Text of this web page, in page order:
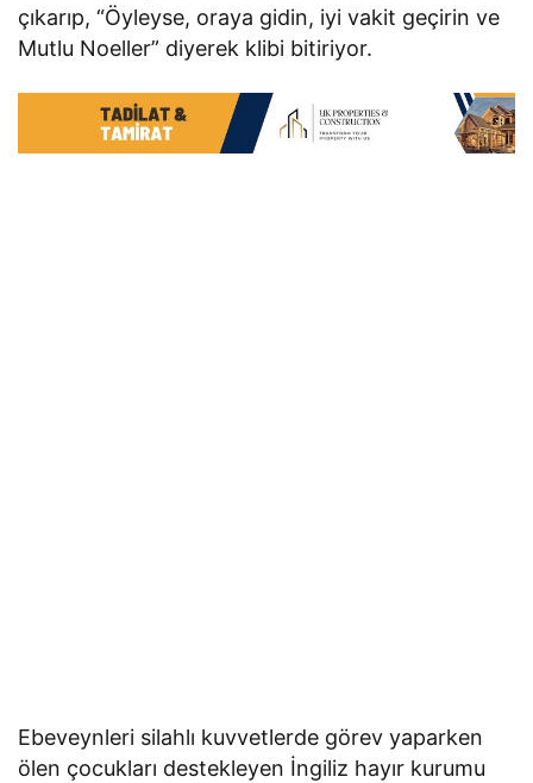
çıkarıp, “Öyleyse, oraya gidin, iyi vakit geçirin ve
Mutlu Noeller” diyerek klibi bitiriyor.
Ebeveynleri silahlı kuvvetlerde görev yaparken
ölen çocukları destekleyen İngiliz hayır kurumu